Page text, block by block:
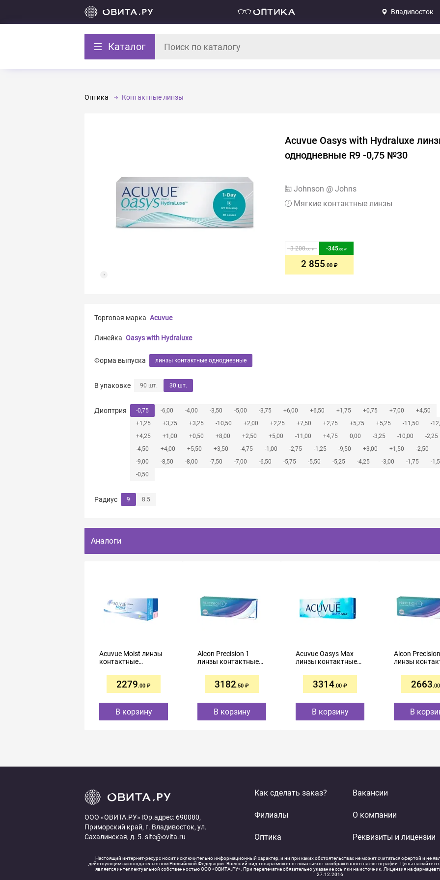
Владивосток
Каталог
Оптика Контактные линзы
Acuvue Oasys with Hydraluxe
однодневные R9 -0,75 №30
Johnson @ Johns
Мягкие контактные линзы
3 200.00 -345.00
2 855.00
Торговая марка Acuvue
Линейка Oasys with Hydraluxe
Форма выпуска линзы контактные однодневные
В упаковке 90 шт. 30 шт.
Диоптрия -0,75 -6,00 -4,00 -3,50 -5,00 -3,75 +6,00 +6,50 +1,75 +0,75 +7,00
+4,50
+1,25
+3,75 +3,25 -10,50 +2,00 +2,25 +7,50 +2,75 +5,75 +5,25 -11,50
-
+4,25
+1,00 +0,50 +8,00 +2,50 +5,00 -11,00 +4,75 0,00 -3,25 -10,00
-2,25
-4,50
+4,00 +5,50 +3,50 -4,75 -1,00 -2,75 -1,25 -9,50 +3,00 +1,50
-2,50
-9,00
-8,50 -8,00 -7,50 -7,00 -6,50 -5,75 -5,50 -5,25 -4,25 -3,00 -1,75
-
-0,50
Радиус 9 8.5
Аналоги
Acuvue Moist линзы
контактные
-2,00 №30
2279.00
В корзину
Alcon Precision 1
линзы контактные
-0,75 №30
3182.50
В корзину
Acuvue Oasys Max
линзы контактные
-8,50 №30
3314.00
В корзину
Alcon
линзы
-1,50 №30
2663.00
В
ООО «ОВИТА.РУ» Юр.адрес: 690080,
Приморский край, г. Владивосток, ул.
Сахалинская, д. 5. site@ovita.ru
Как сделать заказ?
Филиалы
Оптика
Вакансии
О компании
Реквизиты и лицензии
Настоящий интернет-ресурс носит исключительно информационный характер, и ни при каких обстоятельствах не может считаться офертой и не
действующим законодательством Российской Федерации. Внешний вид товара может отличаться от изображённого на фотографии. Цены на сайте
является интеллектуальной собственностью ООО «ОВИТА.РУ». При перепечатке обязательно указание ссылки на источник. Лицензия на
27.12.2016